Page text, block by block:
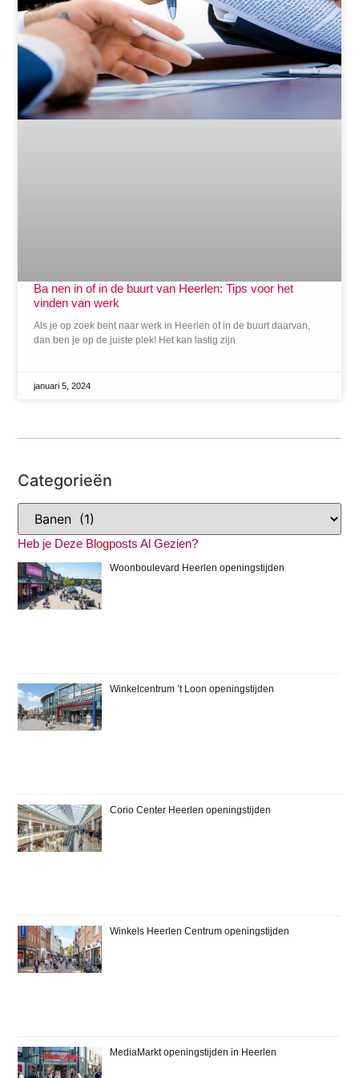
Categorieën
Heb je Deze Blogposts Al Gezien?
Woonboulevard Heerlen openingstijden
Winkelcentrum ’t Loon openingstijden
Corio Center Heerlen openingstijden
Winkels Heerlen Centrum openingstijden
MediaMarkt openingstijden in Heerlen
Ba nen in of in de buurt van Heerlen: Tips voor het
vinden van werk
Als je op zoek bent naar werk in Heerlen of in de buurt daarvan,
dan ben je op de juiste plek! Het kan lastig zijn
januari 5, 2024